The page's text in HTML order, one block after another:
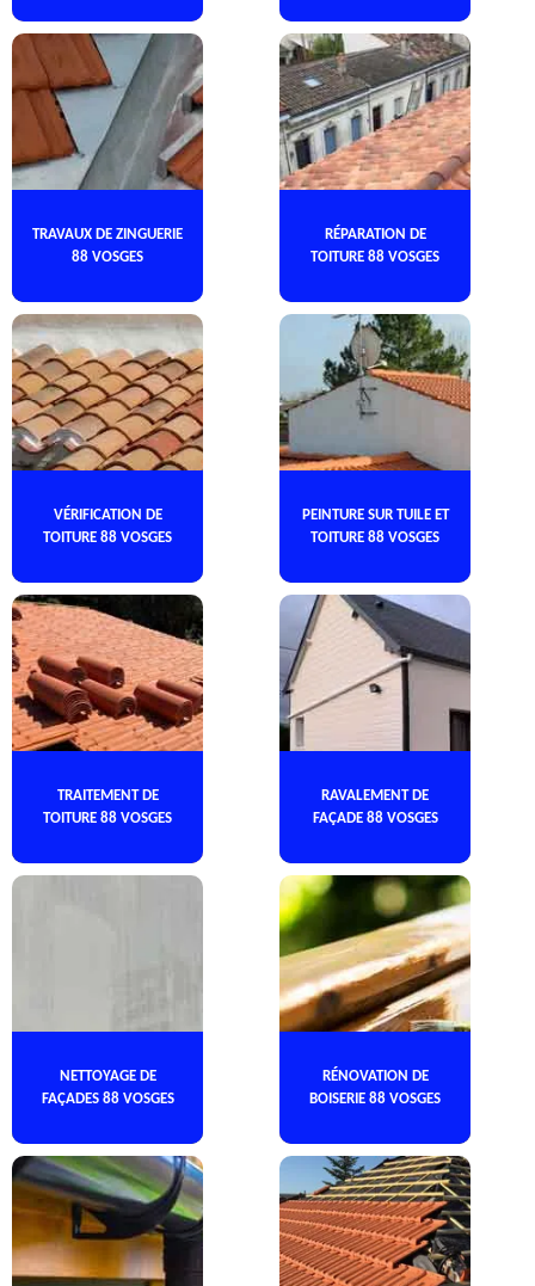
TRAVAUX DE ZINGUERIE
88 VOSGES
RÉPARATION DE
TOITURE 88 VOSGES
VÉRIFICATION DE
TOITURE 88 VOSGES
PEINTURE SUR TUILE ET
TOITURE 88 VOSGES
TRAITEMENT DE
TOITURE 88 VOSGES
RAVALEMENT DE
FAÇADE 88 VOSGES
NETTOYAGE DE
FAÇADES 88 VOSGES
RÉNOVATION DE
BOISERIE 88 VOSGES